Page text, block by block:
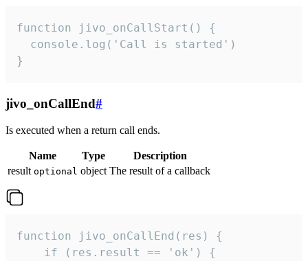
function jivo_onCallStart() {
  console.log('Call is started')
}
jivo_onCallEnd#
Is executed when a return call ends.
Name Type
Description
result optional object The result of a callback
function jivo_onCallEnd(res) {
    if (res.result == 'ok') {